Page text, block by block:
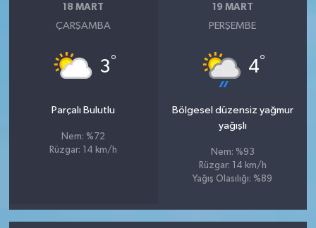
18 MART
ÇARŞAMBA
3°
Parçalı Bulutlu
Nem: %72
Rüzgar: 14 km/h
19 MART
PERŞEMBE
4°
Bölgesel düzensiz yağmur
yağışlı
Nem: %93
Rüzgar: 14 km/h
Yağış Olasılığı: %89